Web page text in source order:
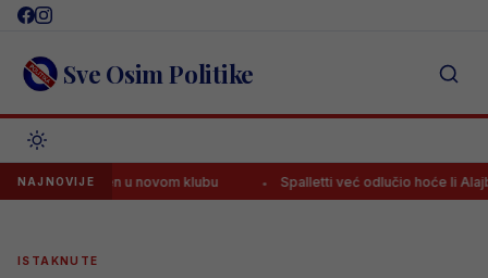
Skip
content Sve Osim Politike
NAJNOVIJEu novom klubu Spalletti već odlučio hoće li
ISTAKNUTE